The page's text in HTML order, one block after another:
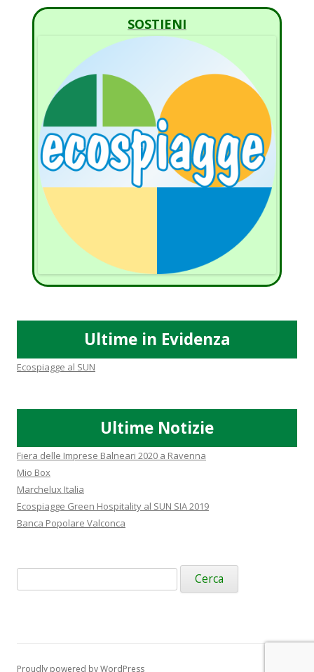
SOSTIENI
Ultime in Evidenza
Ecospiagge al SUN
Ultime Notizie
Fiera delle Imprese Balneari 2020 a Ravenna
Mio Box
Marchelux Italia
Ecospiagge Green Hospitality al SUN SIA 2019
Banca Popolare Valconca
Ricerca
per:
Proudly powered by WordPress